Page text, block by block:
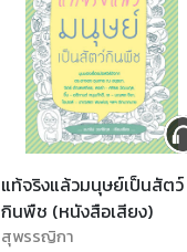
แท้จริงแล้วมนุษย์เป็นสัตว์
กินพืช (หนังสือเสียง)
สุพรรญิกา